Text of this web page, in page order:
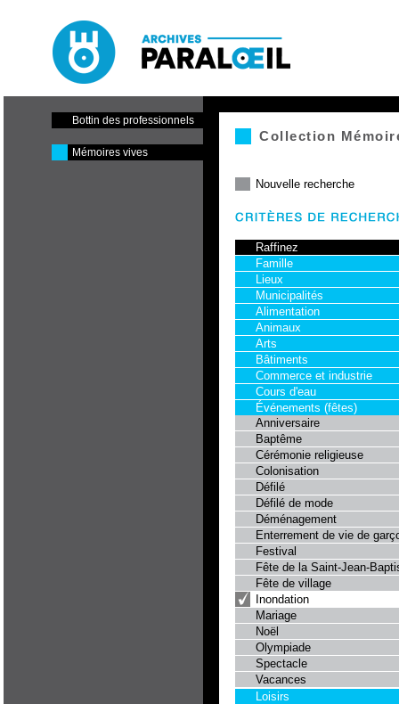
Paraloeil - Cinéma et centre
de production
Bottin des professionnels
Mémoires vives
Collection
Nouvelle recherche
Raffinez
Famille
Lieux
Municipalités
Alimentation
Animaux
Arts
Bâtiments
Commerce et industrie
Cours d'eau
Événements (fêtes)
Anniversaire
Baptême
Cérémonie religieuse
Colonisation
Défilé
Défilé de mode
Déménagement
Enterrement de vie de
Festival
Fête de la Saint-Jean-
Fête de village
Inondation
Mariage
Noël
Olympiade
Spectacle
Vacances
Loisirs